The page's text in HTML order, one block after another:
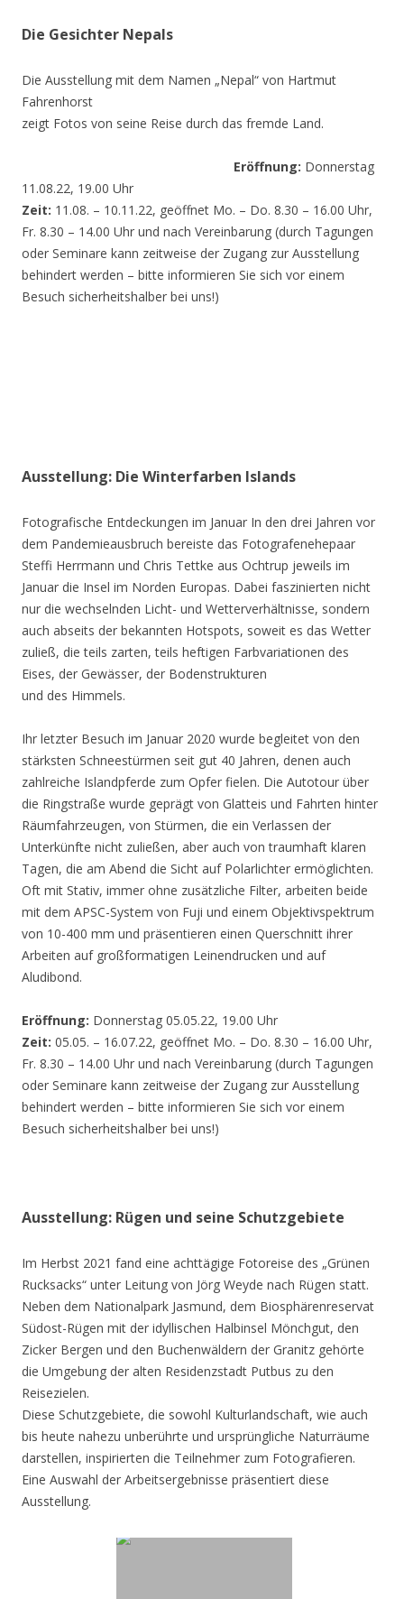
Die Gesichter Nepals
Die Ausstellung mit dem Namen „Nepal“ von Hartmut
Fahrenhorst
zeigt Fotos von seine Reise durch das fremde Land.
Eröffnung: Donnerstag
11.08.22, 19.00 Uhr
Zeit: 11.08. – 10.11.22, geöffnet Mo. – Do. 8.30 – 16.00 Uhr,
Fr. 8.30 – 14.00 Uhr und nach Vereinbarung (durch Tagungen
oder Seminare kann zeitweise der Zugang zur Ausstellung
behindert werden – bitte informieren Sie sich vor einem
Besuch sicherheitshalber bei uns!)
Ausstellung: Die Winterfarben Islands
Fotografische Entdeckungen im Januar In den drei Jahren vor
dem Pandemieausbruch bereiste das Fotografenehepaar
Steffi Herrmann und Chris Tettke aus Ochtrup jeweils im
Januar die Insel im Norden Europas. Dabei faszinierten nicht
nur die wechselnden Licht- und Wetterverhältnisse, sondern
auch abseits der bekannten Hotspots, soweit es das Wetter
zuließ, die teils zarten, teils heftigen Farbvariationen des
Eises, der Gewässer, der Bodenstrukturen
und des Himmels.
Ihr letzter Besuch im Januar 2020 wurde begleitet von den
stärksten Schneestürmen seit gut 40 Jahren, denen auch
zahlreiche Islandpferde zum Opfer fielen. Die Autotour über
die Ringstraße wurde geprägt von Glatteis und Fahrten hinter
Räumfahrzeugen, von Stürmen, die ein Verlassen der
Unterkünfte nicht zuließen, aber auch von traumhaft klaren
Tagen, die am Abend die Sicht auf Polarlichter ermöglichten.
Oft mit Stativ, immer ohne zusätzliche Filter, arbeiten beide
mit dem APSC-System von Fuji und einem Objektivspektrum
von 10-400 mm und präsentieren einen Querschnitt ihrer
Arbeiten auf großformatigen Leinendrucken und auf
Aludibond.
Eröffnung: Donnerstag 05.05.22, 19.00 Uhr
Zeit: 05.05. – 16.07.22, geöffnet Mo. – Do. 8.30 – 16.00 Uhr,
Fr. 8.30 – 14.00 Uhr und nach Vereinbarung (durch Tagungen
oder Seminare kann zeitweise der Zugang zur Ausstellung
behindert werden – bitte informieren Sie sich vor einem
Besuch sicherheitshalber bei uns!)
Ausstellung: Rügen und seine Schutzgebiete
Im Herbst 2021 fand eine achttägige Fotoreise des „Grünen
Rucksacks“ unter Leitung von Jörg Weyde nach Rügen statt.
Neben dem Nationalpark Jasmund, dem Biosphärenreservat
Südost-Rügen mit der idyllischen Halbinsel Mönchgut, den
Zicker Bergen und den Buchenwäldern der Granitz gehörte
die Umgebung der alten Residenzstadt Putbus zu den
Reisezielen.
Diese Schutzgebiete, die sowohl Kulturlandschaft, wie auch
bis heute nahezu unberührte und ursprüngliche Naturräume
darstellen, inspirierten die Teilnehmer zum Fotografieren.
Eine Auswahl der Arbeitsergebnisse präsentiert diese
Ausstellung.